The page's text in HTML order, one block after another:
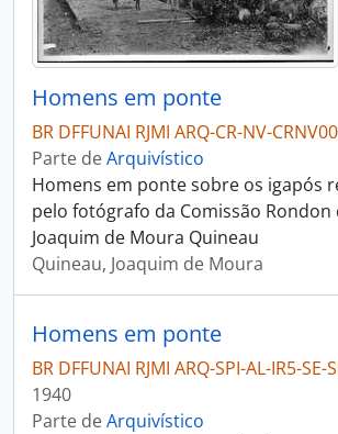
Homens em ponte
BR DFFUNAI RJMI ARQ-CR-NV-
Parte deArquivístico
Homens em ponte sobre os igapós
pelo fotógrafo da Comissão Rondon
Joaquim de Moura Quineau
Quineau, Joaquim de Moura
Homens em ponte
BR DFFUNAI RJMI ARQ-SPI-AL-IR5-SE-
1940
Parte deArquivístico